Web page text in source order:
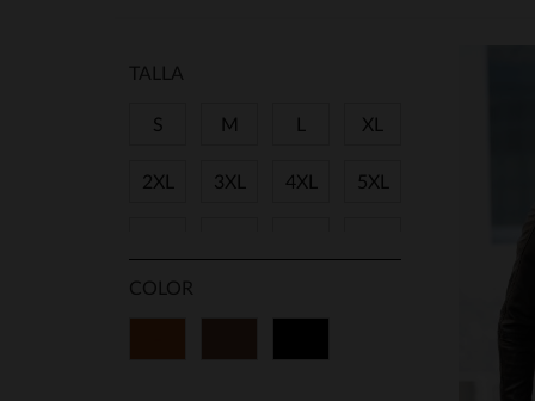
TALLA
S M XL
2XL 3XL 4XL 5XL
46
COLOR